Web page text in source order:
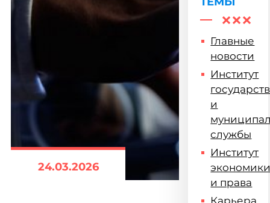
24.03.2026
Главные
новости
Институт
и
службы
Институт
и права
Карьера